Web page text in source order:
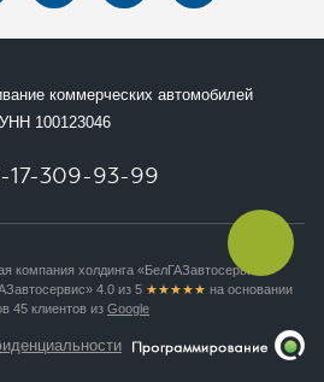
коммерческих автомобилей
УНН 100123046
17-309-93-99
холдинга «БелГАЗавтосервис»
4.0 из 5 ★★★★★ на основании
45 клиентов из Google